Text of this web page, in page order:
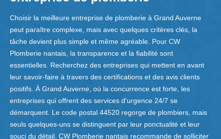
Choisir la meilleure entreprise de plomberie à Grand Auverne
peut paraître complexe, mais avec quelques critères clés, la
tâche devient plus simple et même agréable. Pour CW
Plomberie nantais, la transparence et la fiabilité sont
essentielles. Recherchez des entreprises qui mettent en avant
leur savoir-faire à travers des certifications et des avis clients
positifs. À Grand Auverne, où la concurrence est forte, les
entreprises qui offrent des services d'urgence 24/7 se
démarquent. Le code postal 44520 regorge de plombiers, mais
seuls quelques-uns se distinguent par leur ponctualité et leur
souci du détail. CW Plomberie nantais recommande de solliciter